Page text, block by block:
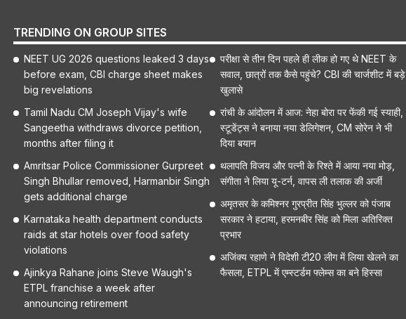
TRENDING ON GROUP SITES
NEET UG 2026 questions leaked 3 days
before exam, CBI charge sheet makes
big revelations
Tamil Nadu CM Joseph Vijay's wife
Sangeetha withdraws divorce petition,
months after filing it
Amritsar Police Commissioner Gurpreet
Singh Bhullar removed, Harmanbir Singh
gets additional charge
Karnataka health department conducts
raids at star hotels over food safety
violations
Ajinkya Rahane joins Steve Waugh's
ETPL franchise a week after
announcing retirement
परीक्षा से तीन दिन पहले ही लीक हो गए थे NEET के
सवाल, छात्रों तक कैसे पहुंचे? CBI की चार्जशीट में बड़े
खुलासे
रांची के आंदोलन में आज: नेहा बोरा पर फेंकी गई स्याही,
स्टूडेंट्स ने बनाया नया डेलिगेशन, CM सोरेन ने भी
दिया बयान
थलापति विजय और पत्नी के रिश्ते में आया नया मोड़,
संगीता ने लिया यू-टर्न, वापस ली तलाक की अर्जी
अमृतसर के कमिश्नर गुरप्रीत सिंह भुल्लर को पंजाब
सरकार ने हटाया, हरमनबीर सिंह को मिला अतिरिक्त
प्रभार
अजिंक्य रहाणे ने विदेशी टी20 लीग में लिया खेलने का
फैसला, ETPL में एम्स्टर्डम फ्लेम्स का बने हिस्सा